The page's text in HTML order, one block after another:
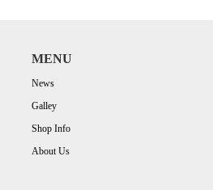
MENU
News
Galley
Shop Info
About Us